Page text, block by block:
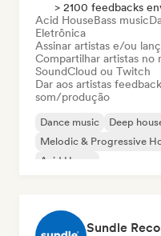
> 2100 feedbacks
Acid HouseBass music
Eletrônica
Assinar artistas e/ou
Compartilhar artistas no
SoundCloud ou Twitch
Dar aos artistas
som/produção
Dance music Deep
Melodic & Progressive
Acid House
Sundle